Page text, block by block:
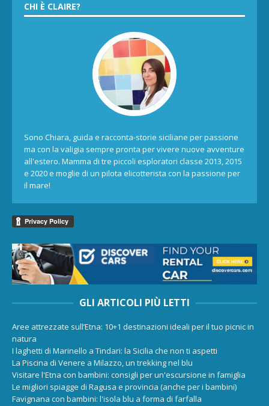
CHI È CLAIRE?
Sono Chiara, guida e racconta-storie siciliane per passione
ma con la valigia sempre pronta per vivere nuove avventure
all'estero. Mamma di tre piccoli esploratori classe 2013, 2015
e 2020 e moglie di un pilota elicotterista con la passione per
il mare!
GLI ARTICOLI PIÙ LETTI
Aree attrezzate sull’Etna: 10+1 destinazioni ideali per il tuo picnic in
natura
I laghetti di Marinello a Tindari: la Sicilia che non ti aspetti
La Piscina di Venere a Milazzo, un trekking nel blu
Visitare l'Etna con bambini: consigli per un'escursione in famiglia
Le migliori spiagge di Ragusa e provincia (anche per i bambini)
Favignana con bambini: l'isola blu a forma di farfalla